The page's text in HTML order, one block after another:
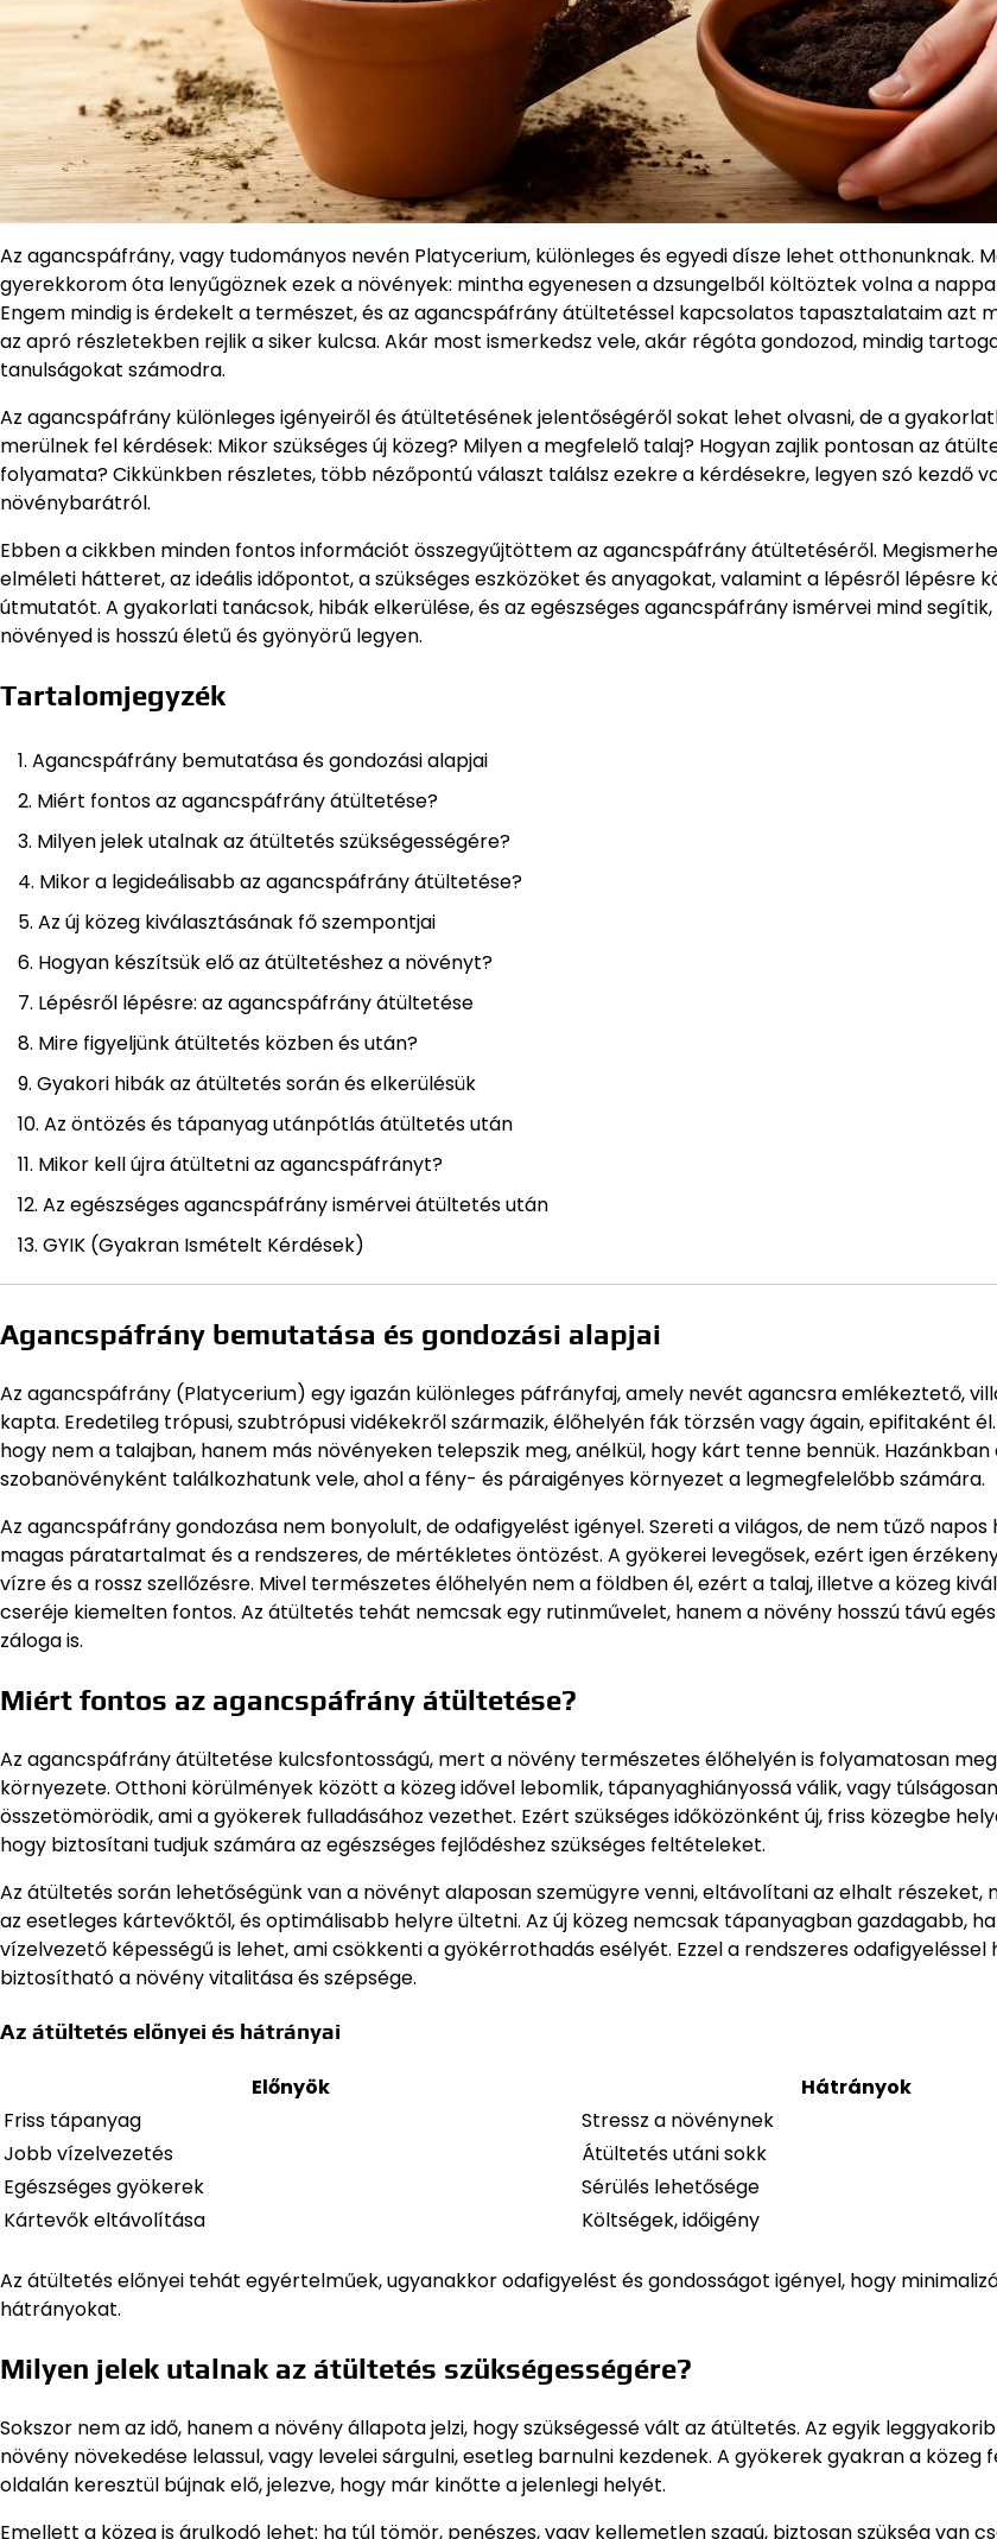
Az agancspáfrány, vagy tudományos nevén Platycerium, különleges és egyedi dísze lehet otthonunknak.
gyerekkorom óta lenyűgöznek ezek a növények: mintha egyenesen a dzsungelből költöztek volna a
Engem mindig is érdekelt a természet, és az agancspáfrány átültetéssel kapcsolatos tapasztalataim azt
az apró részletekben rejlik a siker kulcsa. Akár most ismerkedsz vele, akár régóta gondozod, mindig
tanulságokat számodra.
Az agancspáfrány különleges igényeiről és átültetésének jelentőségéről sokat lehet olvasni, de a
merülnek fel kérdések: Mikor szükséges új közeg? Milyen a megfelelő talaj? Hogyan zajlik pontosan az
folyamata? Cikkünkben részletes, több nézőpontú választ találsz ezekre a kérdésekre, legyen szó kezdő
növénybarátról.
Ebben a cikkben minden fontos információt összegyűjtöttem az agancspáfrány átültetéséről.
elméleti hátteret, az ideális időpontot, a szükséges eszközöket és anyagokat, valamint a lépésről lépésre
útmutatót. A gyakorlati tanácsok, hibák elkerülése, és az egészséges agancspáfrány ismérvei mind
növényed is hosszú életű és gyönyörű legyen.
Tartalomjegyzék
Agancspáfrány bemutatása és gondozási alapjai
Miért fontos az agancspáfrány átültetése?
Milyen jelek utalnak az átültetés szükségességére?
Mikor a legideálisabb az agancspáfrány átültetése?
Az új közeg kiválasztásának fő szempontjai
Hogyan készítsük elő az átültetéshez a növényt?
Lépésről lépésre: az agancspáfrány átültetése
Mire figyeljünk átültetés közben és után?
Gyakori hibák az átültetés során és elkerülésük
Az öntözés és tápanyag utánpótlás átültetés után
Mikor kell újra átültetni az agancspáfrányt?
Az egészséges agancspáfrány ismérvei átültetés után
GYIK (Gyakran Ismételt Kérdések)
Agancspáfrány bemutatása és gondozási alapjai
Az agancspáfrány (Platycerium) egy igazán különleges páfrányfaj, amely nevét agancsra emlékeztető,
kapta. Eredetileg trópusi, szubtrópusi vidékekről származik, élőhelyén fák törzsén vagy ágain, epifitaként
hogy nem a talajban, hanem más növényeken telepszik meg, anélkül, hogy kárt tenne bennük.
szobanövényként találkozhatunk vele, ahol a fény- és páraigényes környezet a legmegfelelőbb számára.
Az agancspáfrány gondozása nem bonyolult, de odafigyelést igényel. Szereti a világos, de nem tűző napos
magas páratartalmat és a rendszeres, de mértékletes öntözést. A gyökerei levegősek, ezért igen
vízre és a rossz szellőzésre. Mivel természetes élőhelyén nem a földben él, ezért a talaj, illetve a közeg
cseréje kiemelten fontos. Az átültetés tehát nemcsak egy rutinművelet, hanem a növény hosszú távú
záloga is.
Miért fontos az agancspáfrány átültetése?
Az agancspáfrány átültetése kulcsfontosságú, mert a növény természetes élőhelyén is folyamatosan
környezete. Otthoni körülmények között a közeg idővel lebomlik, tápanyaghiányossá válik, vagy túlságosan
összetömörödik, ami a gyökerek fulladásához vezethet. Ezért szükséges időközönként új, friss közegbe
hogy biztosítani tudjuk számára az egészséges fejlődéshez szükséges feltételeket.
Az átültetés során lehetőségünk van a növényt alaposan szemügyre venni, eltávolítani az elhalt részeket,
az esetleges kártevőktől, és optimálisabb helyre ültetni. Az új közeg nemcsak tápanyagban gazdagabb,
vízelvezető képességű is lehet, ami csökkenti a gyökérrothadás esélyét. Ezzel a rendszeres odafigyeléssel
biztosítható a növény vitalitása és szépsége.
Az átültetés előnyei és hátrányai
Előnyök
Hátrányok
Friss tápanyag
Stressz a növénynek
Jobb vízelvezetés
Átültetés utáni sokk
Egészséges gyökerek
Sérülés lehetősége
Kártevők eltávolítása
Költségek, időigény
Az átültetés előnyei tehát egyértelműek, ugyanakkor odafigyelést és gondosságot igényel, hogy
hátrányokat.
Milyen jelek utalnak az átültetés szükségességére?
Sokszor nem az idő, hanem a növény állapota jelzi, hogy szükségessé vált az átültetés. Az egyik
növény növekedése lelassul, vagy levelei sárgulni, esetleg barnulni kezdenek. A gyökerek gyakran a közeg
oldalán keresztül bújnak elő, jelezve, hogy már kinőtte a jelenlegi helyét.
Emellett a közeg is árulkodó lehet: ha túl tömör, penészes, vagy kellemetlen szagú, biztosan szükség van